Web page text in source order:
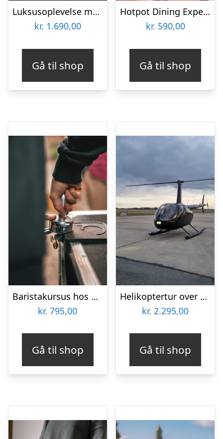
Luksusoplevelse med Floating, Massage & Sauna hos Copenhagen Float
kr. 1.690,00
Gå til shop
Hotpot Dining Experience hos Hot Pot Republic
kr. 590,00
Gå til shop
Baristakursus hos Kontra Coffee
kr. 795,00
Gå til shop
Helikoptertur over København med Copenhagen Helicopter
kr. 2.295,00
Gå til shop